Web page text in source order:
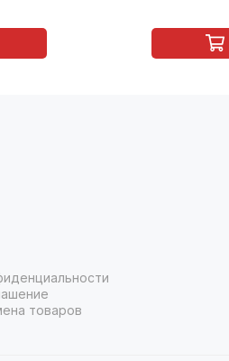
товаров